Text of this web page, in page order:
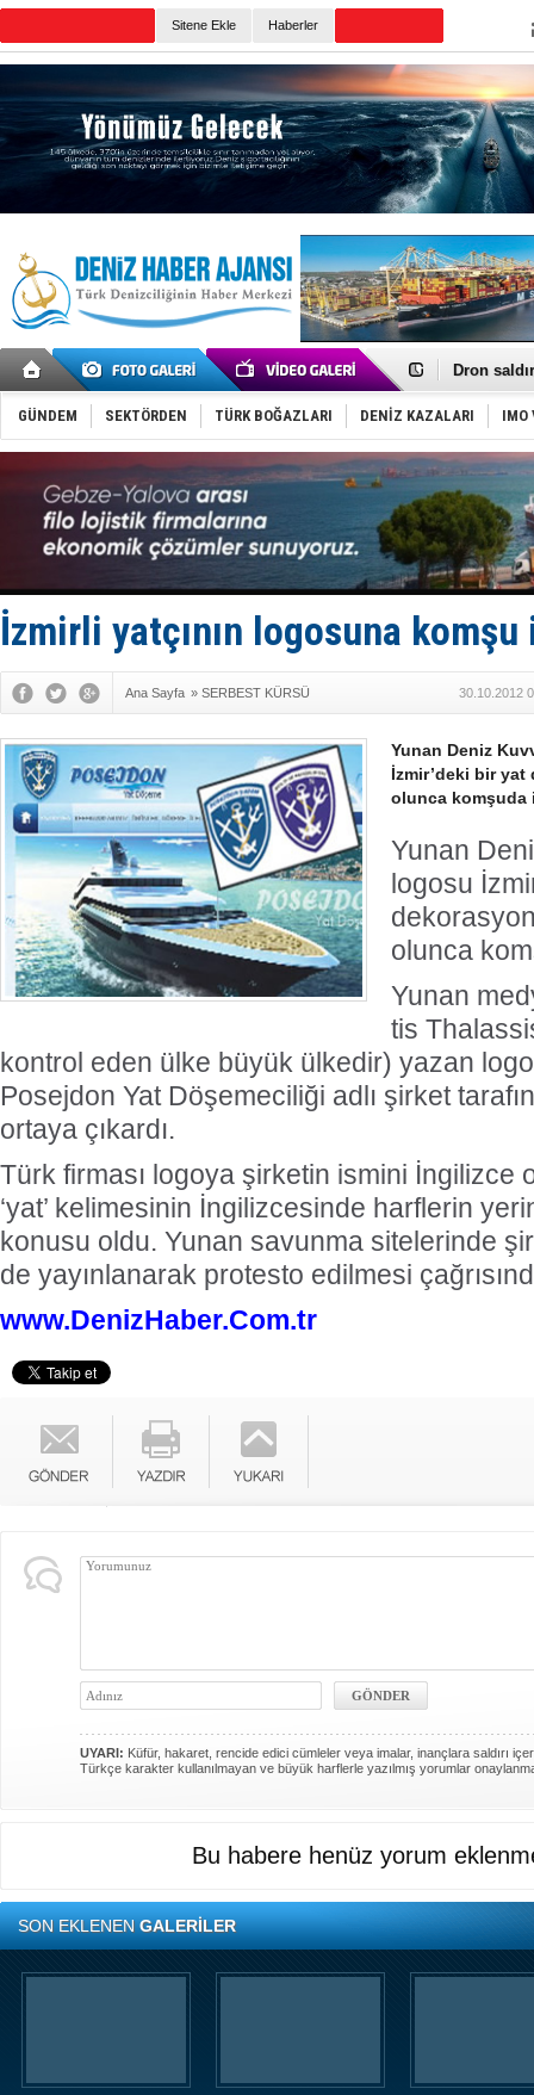
Sitene Ekle Haberler
Gemi
Dron
'REGAL 1'
Gemide 5
Yakıt
Rus
Tatil
Rusya,
Enejota
Denizcilik
Taksi
GÜNDEM SEKTÖRDEN TÜRK BOĞAZLARI DENİZ KAZALARI IMO
İzmirli yatçının logosuna
Ana Sayfa » SERBEST KÜRSÜ 30.10.2012
Yunan Deniz
İzmir’deki bir yat
olunca komşuda
Yunan
logosu
olunca
Yunan
tis
kontrol eden ülke büyük ülkedir) yazan
Posejdon Yat Döşemeciliği adlı şirket
ortaya çıkardı.
Türk firması logoya şirketin ismini İngilizce
‘yat’ kelimesinin İngilizcesinde harflerin
konusu oldu. Yunan savunma sitelerinde
de yayınlanarak protesto edilmesi
www.DenizHaber.Com.tr
UYARI: Küfür, hakaret, rencide edici cümleler veya imalar, inançlara saldırı
Türkçe karakter kullanılmayan ve büyük harflerle yazılmış yorumlar
Bu habere henüz yorum
SON EKLENENGALERİLER